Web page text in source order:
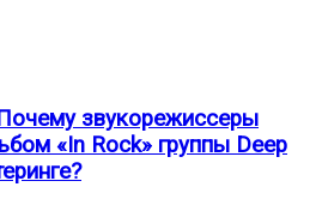
звукорежиссеры
«In Rock» группы Deep